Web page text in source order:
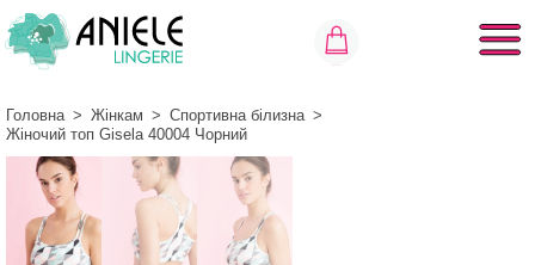
Головна > Жінкам > Спортивна білизна >
Жіночий топ Gisela 40004 Чорний